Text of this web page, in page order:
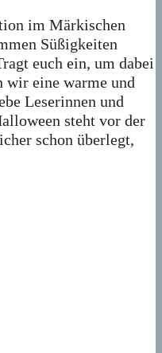
im Märkischen
Süßigkeiten
euch ein, um dabei
wir eine warme und
Leserinnen und
steht vor der
schon überlegt,